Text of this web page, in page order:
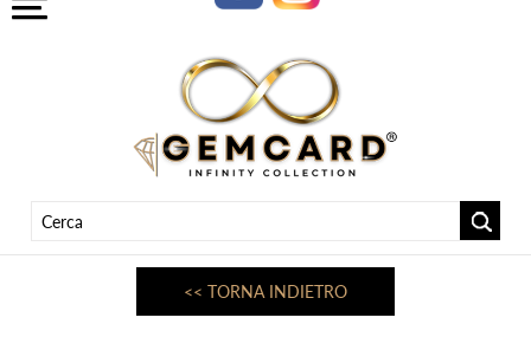
<< TORNA INDIETRO